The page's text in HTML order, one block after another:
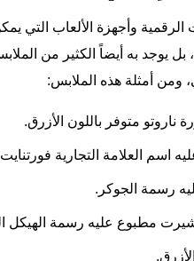
وأجهزة الألعاب
لها من خلال كود خصم جيكي 2026، بل يوجد
ومن أمثلة هذه الملابس:
متوفر باللون الأزرق.
اسم العلامة التجارية
رسمة الجوكر.
مطبوع عليه رسمة الهيكل